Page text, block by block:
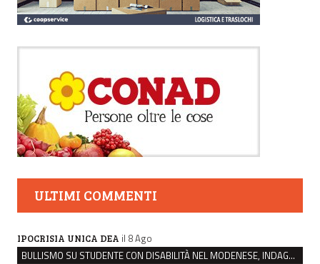
ULTIMI COMMENTI
IPOCRISIA UNICA DEA il 8 Ago
BULLISMO SU STUDENTE CON DISABILITÀ NEL MODENESE, INDAGATI DUE RAGAZZI DI 16 ANNI